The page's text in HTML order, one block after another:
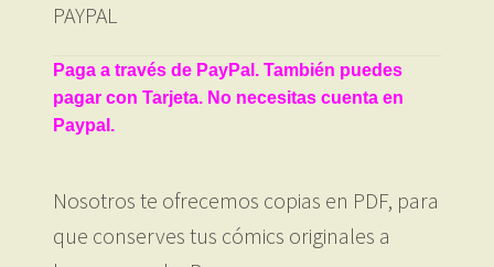
PAYPAL
Paga a través de PayPal. También puedes
pagar con Tarjeta. No necesitas cuenta en
Paypal.
Nosotros te ofrecemos copias en PDF, para
que conserves tus cómics originales a